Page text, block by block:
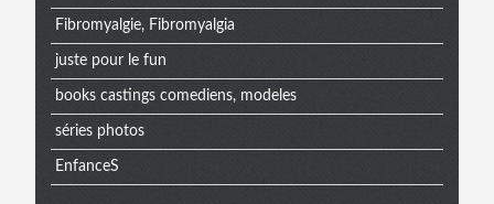
Fibromyalgie, Fibromyalgia
juste pour le fun
books castings comediens, modeles
séries photos
EnfanceS